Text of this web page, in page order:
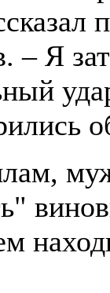
– Я